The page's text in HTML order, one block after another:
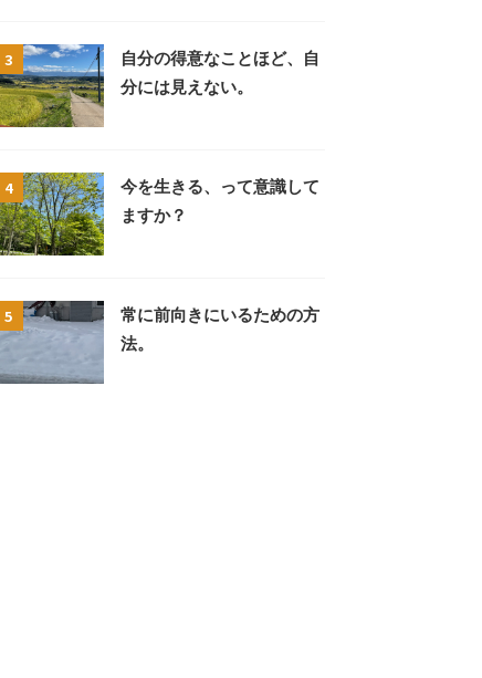
3
自分の得意なことほど、自
分には見えない。
4
今を生きる、って意識して
ますか？
5
常に前向きにいるための方
法。